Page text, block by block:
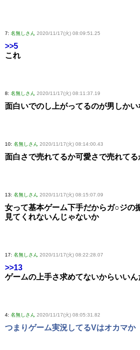
7: 名無しさん 2020/11/17(火) 08:09:51.25
>>5
これ
8: 名無しさん 2020/11/17(火) 08:11:37.19
面白いでのし上がってるのが男しかい
10: 名無しさん 2020/11/17(火) 08:14:00.43
面白さで売れてるか可愛さで売れてる
13: 名無しさん 2020/11/17(火) 08:15:07.09
女って基本ゲーム下手だからガ○ジの
見てくれないんじゃないか
17: 名無しさん 2020/11/17(火) 08:22:28.07
>>13
ゲームの上手さ求めてないからいいん
4: 名無しさん 2020/11/17(火) 08:05:31.82
つまりゲーム実況してるVはオカマか